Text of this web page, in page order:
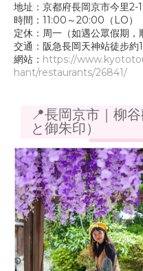
地址：京都府長岡京市今里2-
時間：11:00～20:00（LO）
定休：周一（如遇公眾假期，
交通：阪急長岡天神站徒步約
網站： https://
hant/restaurants/26841/
📍長岡京市｜柳
と御朱印）